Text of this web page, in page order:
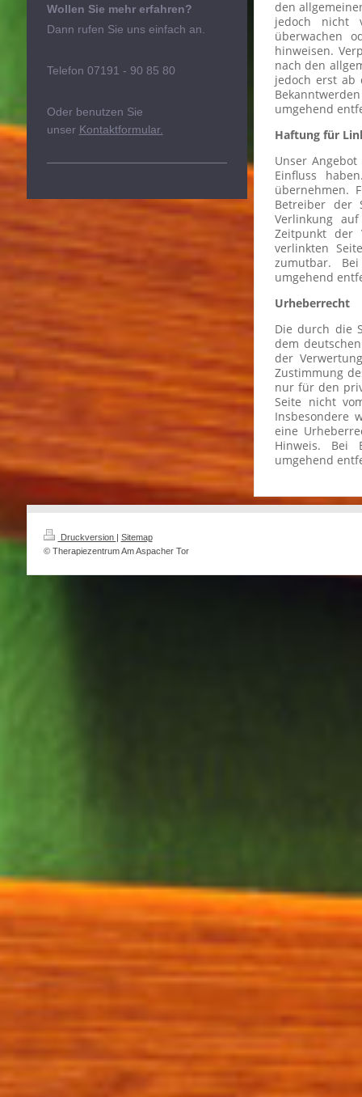
den
jedoch nicht
überwachen
hinweisen.
nach den
jedoch erst ab
umgehend
Haftung für
Unser
Einfluss
übernehmen.
Betreiber der
Verlinkung
Zeitpunkt der
verlinkten
zumutbar.
umgehend
Urheberrecht
Die durch die
dem
der
Zustimmung
nur für den
Seite nicht
Insbesondere
eine
Hinweis. Bei
umgehend
Wollen Sie mehr erfahren?
Dann rufen Sie uns einfach an.
Telefon 07191 - 90 85 80
Oder benutzen Sie
unser Kontaktformular.
Druckversion | Sitemap
© Therapiezentrum Am Aspacher Tor